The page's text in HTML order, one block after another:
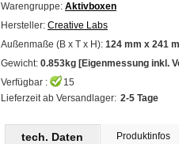
Warengruppe: Aktivboxen
Hersteller: Creative Labs
Außenmaße (B x T x H): 124 mm x 241
Gewicht: 0.853kg [Eigenmessung inkl.
Verfügbar :
15
Lieferzeit ab Versandlager: 2-5 Tage
tech. Daten Produktinfos